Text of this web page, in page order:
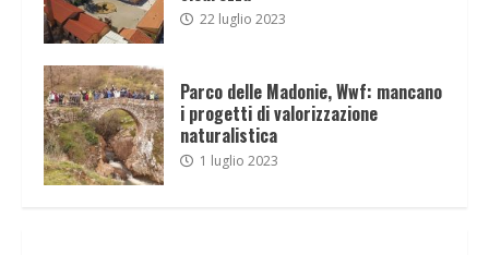
22 luglio 2023
Parco delle Madonie, Wwf: mancano
i progetti di valorizzazione
naturalistica
1 luglio 2023